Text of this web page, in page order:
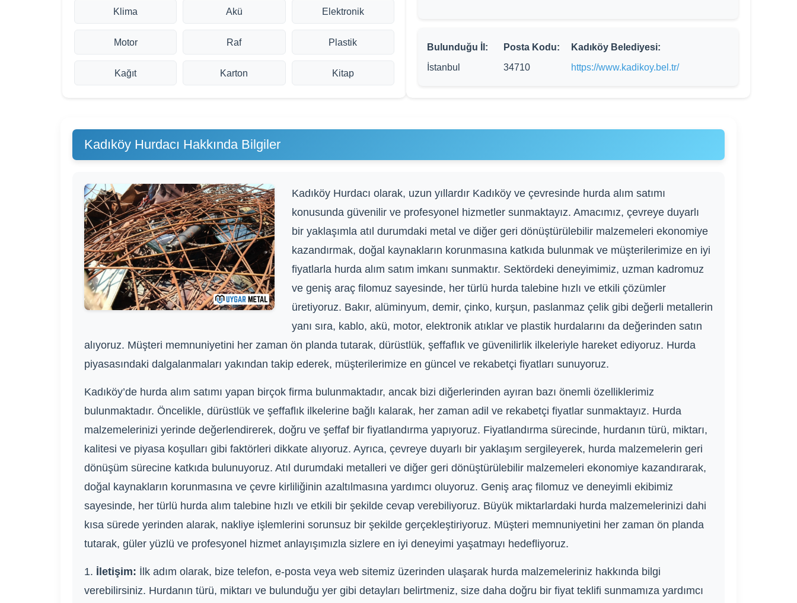
Klima Akü Elektronik
Motor Raf Plastik
Kağıt Karton Kitap
Bulunduğu İl:
İstanbul
Posta Kodu:
34710
Kadıköy Belediyesi:
https://www.kadikoy.bel.tr/
Kadıköy Hurdacı Hakkında Bilgiler
Kadıköy Hurdacı olarak, uzun yıllardır Kadıköy ve çevresinde hurda alım satımı
konusunda güvenilir ve profesyonel hizmetler sunmaktayız. Amacımız, çevreye duyarlı
bir yaklaşımla atıl durumdaki metal ve diğer geri dönüştürülebilir malzemeleri ekonomiye
kazandırmak, doğal kaynakların korunmasına katkıda bulunmak ve müşterilerimize en iyi
fiyatlarla hurda alım satım imkanı sunmaktır. Sektördeki deneyimimiz, uzman kadromuz
ve geniş araç filomuz sayesinde, her türlü hurda talebine hızlı ve etkili çözümler
üretiyoruz. Bakır, alüminyum, demir, çinko, kurşun, paslanmaz çelik gibi değerli metallerin
yanı sıra, kablo, akü, motor, elektronik atıklar ve plastik hurdalarını da değerinden satın
alıyoruz. Müşteri memnuniyetini her zaman ön planda tutarak, dürüstlük, şeffaflık ve güvenilirlik ilkeleriyle hareket ediyoruz. Hurda
piyasasındaki dalgalanmaları yakından takip ederek, müşterilerimize en güncel ve rekabetçi fiyatları sunuyoruz.
Kadıköy’de hurda alım satımı yapan birçok firma bulunmaktadır, ancak bizi diğerlerinden ayıran bazı önemli özelliklerimiz
bulunmaktadır. Öncelikle, dürüstlük ve şeffaflık ilkelerine bağlı kalarak, her zaman adil ve rekabetçi fiyatlar sunmaktayız. Hurda
malzemelerinizi yerinde değerlendirerek, doğru ve şeffaf bir fiyatlandırma yapıyoruz. Fiyatlandırma sürecinde, hurdanın türü, miktarı,
kalitesi ve piyasa koşulları gibi faktörleri dikkate alıyoruz. Ayrıca, çevreye duyarlı bir yaklaşım sergileyerek, hurda malzemelerin geri
dönüşüm sürecine katkıda bulunuyoruz. Atıl durumdaki metalleri ve diğer geri dönüştürülebilir malzemeleri ekonomiye kazandırarak,
doğal kaynakların korunmasına ve çevre kirliliğinin azaltılmasına yardımcı oluyoruz. Geniş araç filomuz ve deneyimli ekibimiz
sayesinde, her türlü hurda alım talebine hızlı ve etkili bir şekilde cevap verebiliyoruz. Büyük miktarlardaki hurda malzemelerinizi dahi
kısa sürede yerinden alarak, nakliye işlemlerini sorunsuz bir şekilde gerçekleştiriyoruz. Müşteri memnuniyetini her zaman ön planda
tutarak, güler yüzlü ve profesyonel hizmet anlayışımızla sizlere en iyi deneyimi yaşatmayı hedefliyoruz.
1. İletişim: İlk adım olarak, bize telefon, e-posta veya web sitemiz üzerinden ulaşarak hurda malzemeleriniz hakkında bilgi
verebilirsiniz. Hurdanın türü, miktarı ve bulunduğu yer gibi detayları belirtmeniz, size daha doğru bir fiyat teklifi sunmamıza yardımcı